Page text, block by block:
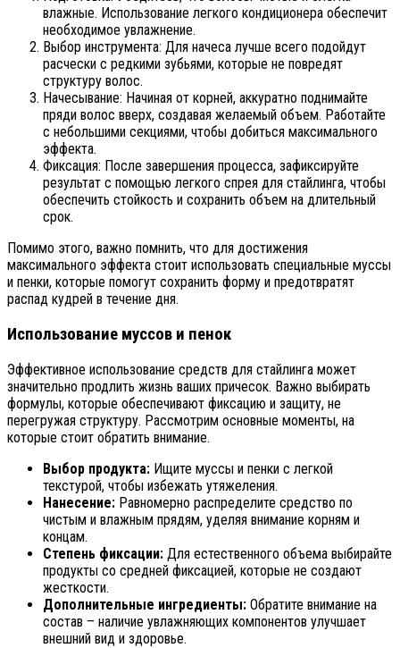
влажные. Использование легкого кондиционера обеспечит
необходимое увлажнение.
Выбор инструмента: Для начеса лучше всего подойдут
расчески с редкими зубьями, которые не повредят
структуру волос.
Начесывание: Начиная от корней, аккуратно поднимайте
пряди волос вверх, создавая желаемый объем. Работайте
с небольшими секциями, чтобы добиться максимального
эффекта.
Фиксация: После завершения процесса, зафиксируйте
результат с помощью легкого спрея для стайлинга, чтобы
обеспечить стойкость и сохранить объем на длительный
срок.
Помимо этого, важно помнить, что для достижения
максимального эффекта стоит использовать специальные муссы
и пенки, которые помогут сохранить форму и предотвратят
распад кудрей в течение дня.
Использование муссов и пенок
Эффективное использование средств для стайлинга может
значительно продлить жизнь ваших причесок. Важно выбирать
формулы, которые обеспечивают фиксацию и защиту, не
перегружая структуру. Рассмотрим основные моменты, на
которые стоит обратить внимание.
Выбор продукта: Ищите муссы и пенки с легкой
текстурой, чтобы избежать утяжеления.
Нанесение: Равномерно распределите средство по
чистым и влажным прядям, уделяя внимание корням и
концам.
Степень фиксации: Для естественного объема выбирайте
продукты со средней фиксацией, которые не создают
жесткости.
Дополнительные ингредиенты: Обратите внимание на
состав – наличие увлажняющих компонентов улучшает
внешний вид и здоровье.